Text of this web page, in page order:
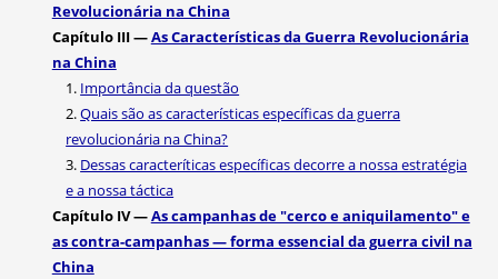
Revolucionária na China
Capítulo III —As Características da Guerra Revolucionária
na China
1. Importância da questão
2.Quais são as características específicas da guerra
revolucionária na China?
3. Dessas caracteríticas específicas decorre a nossa estratégia
e a nossa táctica
Capítulo IV —As campanhas de "cerco e aniquilamento" e
as contra-campanhas — forma essencial da guerra civil na
China